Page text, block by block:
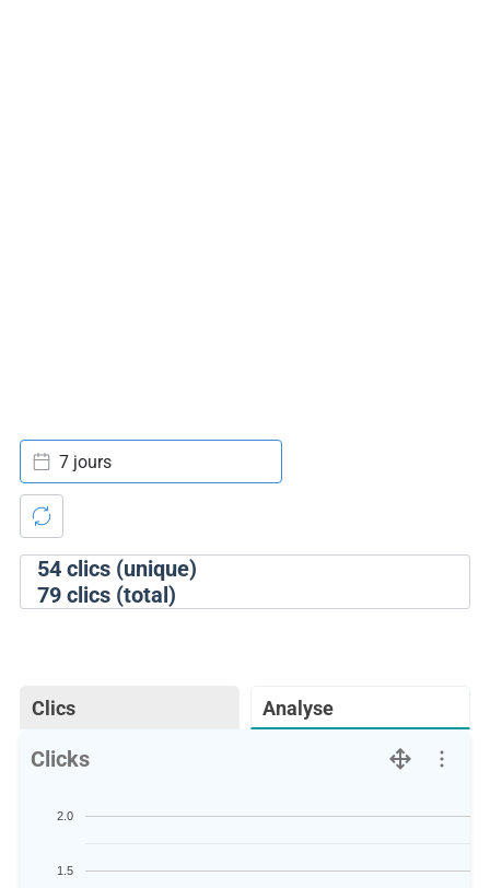
54clics (unique)
79clics (total)
7 jours
Clics Analyse
Clicks
1.5
2.0